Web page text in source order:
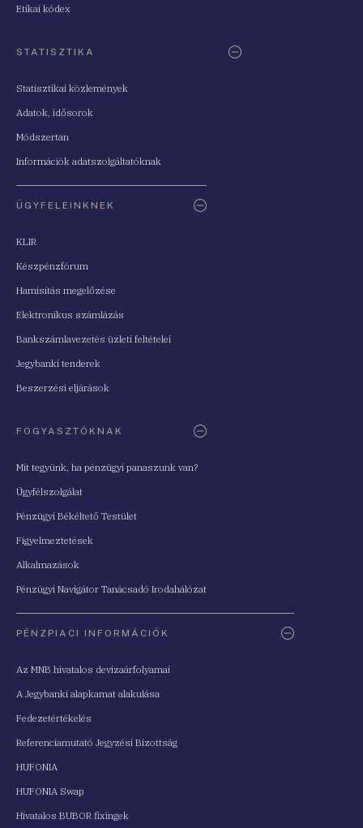
Etikai kódex
STATISZTIKA
Statisztikai közlemények
Adatok, idősorok
Módszertan
Információk adatszolgáltatóknak
ÜGYFELEINKNEK
KLIR
Készpénzfórum
Hamisítás megelőzése
Elektronikus számlázás
Bankszámlavezetés üzleti feltételei
Jegybanki tenderek
Beszerzési eljárások
FOGYASZTÓKNAK
Mit tegyünk, ha pénzügyi panaszunk van?
Ügyfélszolgálat
Pénzügyi Békéltető Testület
Figyelmeztetések
Alkalmazások
Pénzügyi Navigátor Tanácsadó Irodahálózat
PÉNZPIACI INFORMÁCIÓK
Az MNB hivatalos devizaárfolyamai
A Jegybanki alapkamat alakulása
Fedezetértékelés
Referenciamutató Jegyzési Bizottság
HUFONIA
HUFONIA Swap
Hivatalos BUBOR fixingek